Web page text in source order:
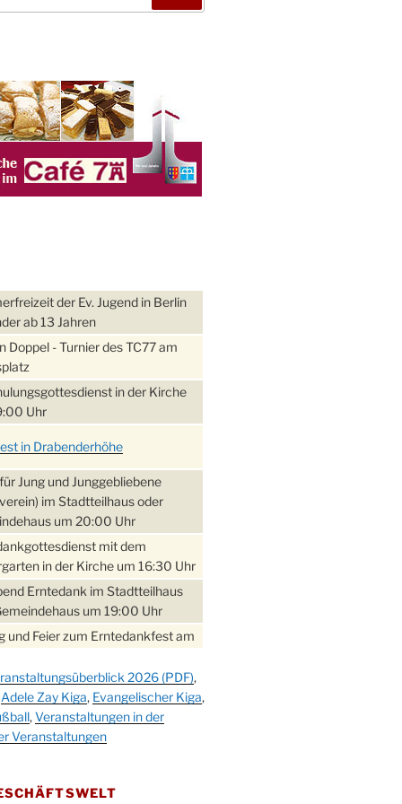
der Ev. Jugend in Berlin
ab 13 Jahren
Doppel - Turnier des TC77 am
in der Kirche
Uhr
in Drabenderhöhe
Jung und Junggebliebene
im Stadtteilhaus oder
um 20:00 Uhr
mit dem
in der Kirche um 16:30 Uhr
Erntedank im Stadtteilhaus
um 19:00 Uhr
und Feier zum Erntedankfest am
im Stadtteilhaus
im Cafe XXS
2026 (PDF),
Adele Zay Kiga, Evangelischer Kiga,
,Veranstaltungen in der
Veranstaltungen